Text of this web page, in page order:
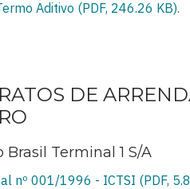
Aditivo (PDF, 246.26 KB).
DE
Brasil Terminal 1 S/A
nº 001/1996 - ICTSI (PDF,